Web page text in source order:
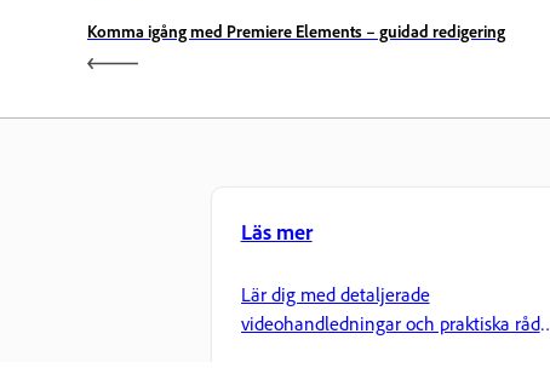
Komma igång med Premiere Elements – guidad redigering
Läs mer
Lär dig med detaljerade
videohandledningar och praktiska råd